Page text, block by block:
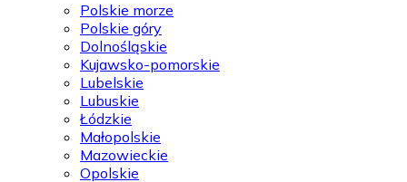
Polskie morze
Polskie góry
Dolnośląskie
Kujawsko-pomorskie
Lubelskie
Lubuskie
Łódzkie
Małopolskie
Mazowieckie
Opolskie